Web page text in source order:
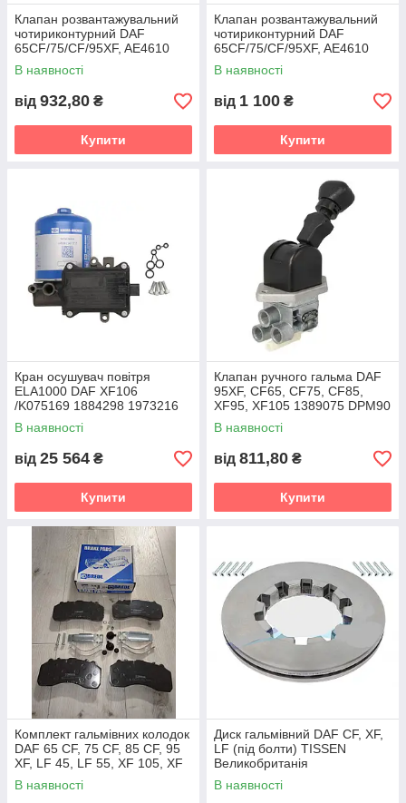
Клапан розвантажувальний
чотириконтурний DAF
65CF/75/CF/95XF, AE4610
В наявності
від 932,80 ₴
Купити
Клапан розвантажувальний
чотириконтурний DAF
65CF/75/CF/95XF, AE4610
В наявності
від 1 100 ₴
Купити
Кран осушувач повітря
ELA1000 DAF XF106
/K075169 1884298 1973216
В наявності
від 25 564 ₴
Купити
Клапан ручного гальма DAF
95XF, CF65, CF75, CF85,
XF95, XF105 1389075 DPM90
В наявності
від 811,80 ₴
Купити
Комплект гальмівних колодок
DAF 65 CF, 75 CF, 85 CF, 95
XF, LF 45, LF 55, XF 105, XF
106, XF 9 29108, 29061,
29087
В наявності
Диск гальмівний DAF CF, XF,
LF (під болти) TISSEN
Великобританія
В наявності